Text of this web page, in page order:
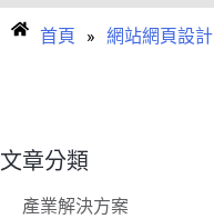
首頁 » 網站網頁設計
文章分類
產業解決方案